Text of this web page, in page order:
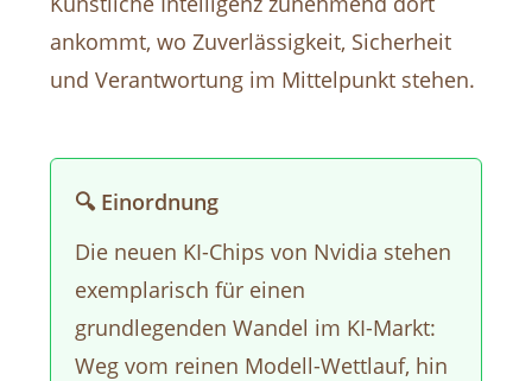
ankommt, wo Zuverlässigkeit, Sicherheit
und Verantwortung im Mittelpunkt stehen.
🔍 Einordnung
Die neuen KI-Chips von Nvidia stehen
exemplarisch für einen
grundlegenden Wandel im KI-Markt:
Weg vom reinen Modell-Wettlauf, hin